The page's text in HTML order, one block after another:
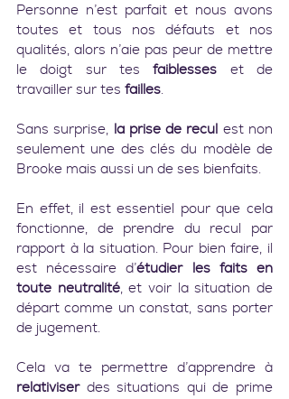
Personne n’est parfait et nous avons
toutes et tous nos défauts et nos
qualités, alors n’aie pas peur de mettre
le doigt sur tes faiblesses et de
travailler sur tes failles
Sans surprise, la prise de recul est non
seulement une des clés du modèle de
Brooke mais aussi un de ses bienfaits.
En effet, il est essentiel pour que cela
fonctionne, de prendre du recul par
rapport à la situation. Pour bien faire, il
est nécessaire d’étudier les faits en
toute neutralité, et voir la situation de
départ comme un constat, sans porter
de jugement.
relativiser des situations qui de prime